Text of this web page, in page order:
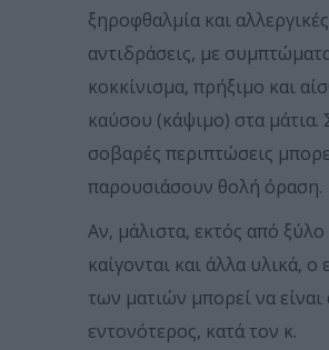
ξηροφθαλμία και αλλεργικές
αντιδράσεις, με
κοκκίνισμα, πρήξιμο και
καύσου (κάψιμο) στα μάτια.
σοβαρές περιπτώσεις
παρουσιάσουν θολή όραση.
Αν, μάλιστα, εκτός από ξύλο
καίγονται και άλλα υλικά, ο
των ματιών μπορεί να
εντονότερος, κατά τον κ.